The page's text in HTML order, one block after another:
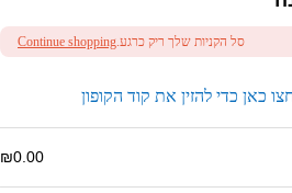
סל הקניות שלך ריק כרגע. Continue shopping
כאן כדי להזין את קוד הקופון
₪0.00